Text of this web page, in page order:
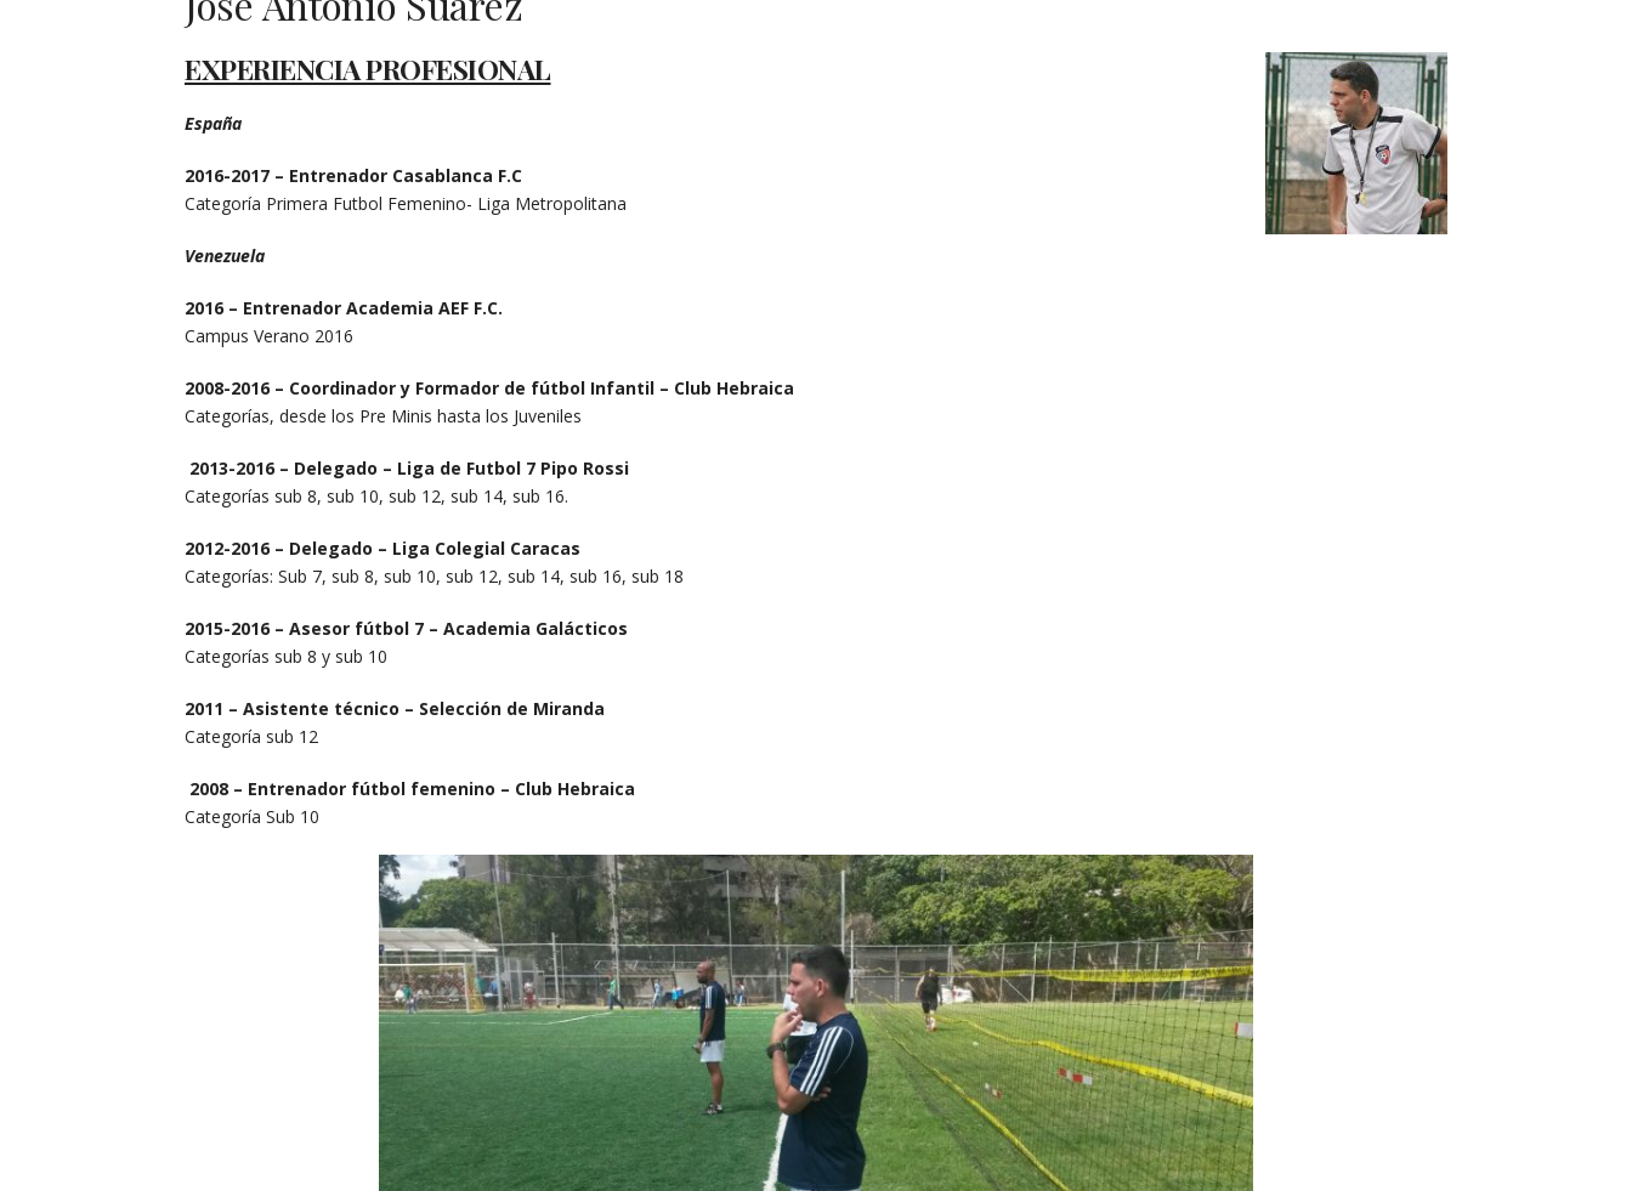
EXPERIENCIA PROFESIONAL
España
2016-2017 – Entrenador Casablanca F.C
Categoría Primera Futbol Femenino- Liga Metropolitana
Venezuela
2016 – Entrenador Academia AEF F.C.
Campus Verano 2016
2008-2016 – Coordinador y Formador de fútbol Infantil – Club Hebraica
Categorías, desde los Pre Minis hasta los Juveniles
2013-2016 – Delegado – Liga de Futbol 7 Pipo Rossi
Categorías sub 8, sub 10, sub 12, sub 14, sub 16.
2012-2016 – Delegado – Liga Colegial Caracas
Categorías: Sub 7, sub 8, sub 10, sub 12, sub 14, sub 16, sub 18
2015-2016 – Asesor fútbol 7 – Academia Galácticos
Categorías sub 8 y sub 10
2011 – Asistente técnico – Selección de Miranda
Categoría sub 12
2008 – Entrenador fútbol femenino – Club Hebraica
Categoría Sub 10